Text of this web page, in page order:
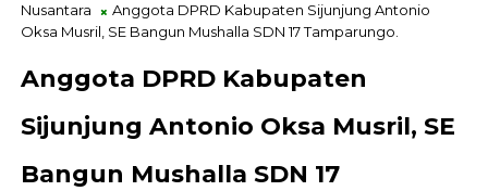
Nusantara
Anggota DPRD Kabupaten Sijunjung Antonio
Oksa Musril, SE Bangun Mushalla SDN 17 Tamparungo.
Anggota DPRD Kabupaten
Sijunjung Antonio Oksa Musril, SE
Bangun Mushalla SDN 17